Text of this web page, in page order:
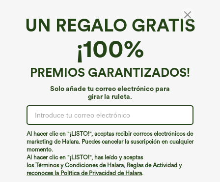
UN REGALO GRATIS
¡100%
PREMIOS GARANTIZADOS!
Solo añade tu correo electrónico para
girar la ruleta.
Al hacer clic en "¡LISTO!", aceptas recibir correos electrónicos de
marketing de Halara. Puedes cancelar la suscripción en cualquier
momento.
Al hacer clic en "¡LISTO!", has leído y aceptas
los Términos y Condiciones de Halara, Reglas de Actividad y
reconoces la Política de Privacidad de Halara.
Chaqueta de trabajo entallada de cuello
redondo, manga corta y adornada, con
acabado efecto lino
€44,95 EUR